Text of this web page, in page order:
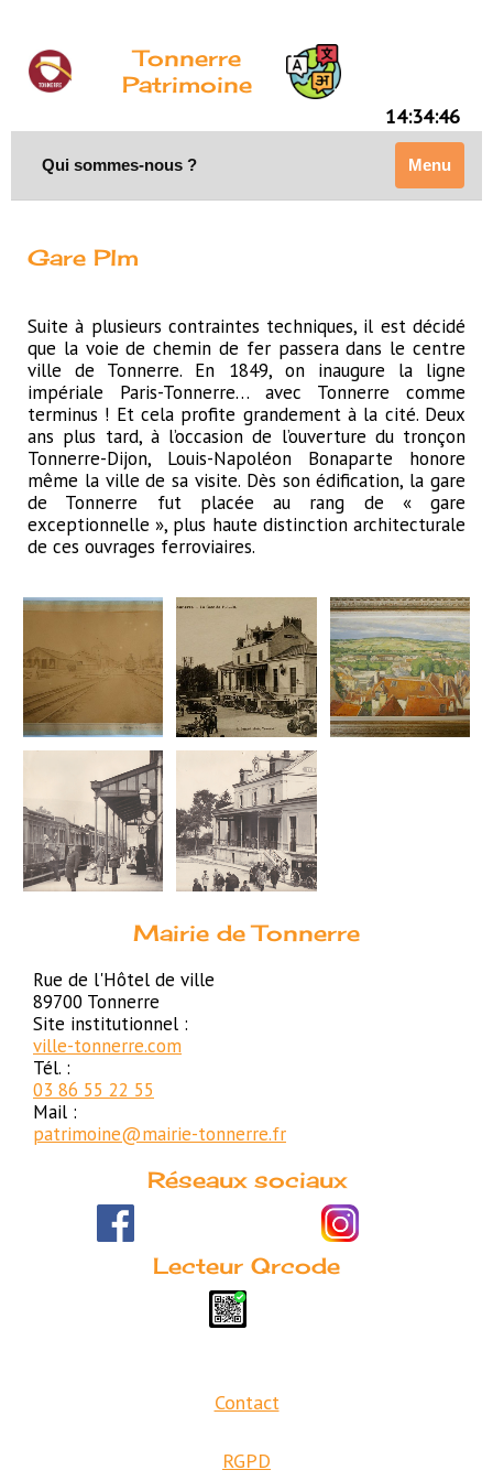
Tonnerre
Patrimoine
14:34:46
Qui sommes-nous ? Menu
Gare Plm
Suite à plusieurs contraintes techniques, il est décidé
que la voie de chemin de fer passera dans le centre
ville de Tonnerre. En 1849, on inaugure la ligne
impériale Paris-Tonnerre… avec Tonnerre comme
terminus ! Et cela profite grandement à la cité. Deux
ans plus tard, à l’occasion de l’ouverture du tronçon
Tonnerre-Dijon, Louis-Napoléon Bonaparte honore
même la ville de sa visite. Dès son édification, la gare
de Tonnerre fut placée au rang de « gare
exceptionnelle », plus haute distinction architecturale
de ces ouvrages ferroviaires.
Mairie de Tonnerre
Rue de l'Hôtel de ville
89700 Tonnerre
Site institutionnel :
ville-tonnerre.com
Tél. :
03 86 55 22 55
Mail :
patrimoine@mairie-tonnerre.fr
Réseaux sociaux
Lecteur Qrcode
Contact
RGPD